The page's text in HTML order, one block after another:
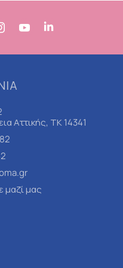
Αττικής, ΤΚ 14341
μαζί μας